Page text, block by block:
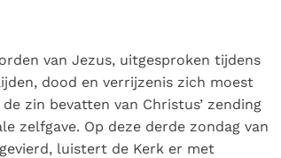
van Jezus, uitgesproken tijdens
dood en verrijzenis zich moest
zin bevatten van Christus’ zending
zelfgave. Op deze derde zondag van
luistert de Kerk er met